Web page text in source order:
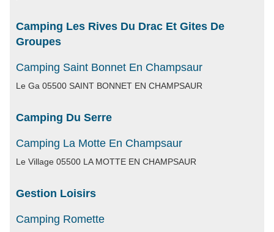
Camping Les Rives Du Drac Et Gites De
Groupes
Camping Saint Bonnet En Champsaur
Le Ga 05500 SAINT BONNET EN CHAMPSAUR
Camping Du Serre
Camping La Motte En Champsaur
Le Village 05500 LA MOTTE EN CHAMPSAUR
Gestion Loisirs
Camping Romette